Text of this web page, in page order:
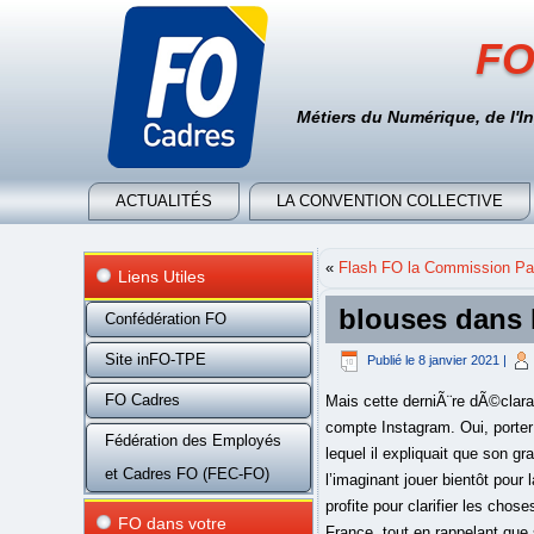
Métiers du Numérique, de
ACTUALITÉS LA CONVENTION COLLECTIVE
Liens Utiles
Confédération FO
Site inFO-TPE
FO Cadres
Fédération des Employés
et Cadres FO (FEC-FO)
FO dans votre
« Flash FO la Commission
blouses dans
Publié le 8 janvier 2021 |
Mais cette derniÃ¨re dÃ©claration a visiblement suscitÃ© un emballement mÃ©ritÃ© face auquel le joueur a tenu Ã rÃ©pondre via son compte Instagram. Oui, porter le Maillot de lâEquipe de France est un rÃªve de gosse. Après un entretien pour France Bleu Hérault dans lequel il expliquait que son grand-père était né en Algérie, Teji Savanier avait mis le feu aux réseaux sociaux, les supporters des Fennecs l’imaginant jouer bientôt pour la sélection championne d’Afrique des Nations. Face au dÃ©ferlement sur les rÃ©seaux sociaux, jâen profite pour clarifier les choses. Dans un entretien à France Bleu Hérault, Téji Savanier a évoqué son rêve de jouer pour l'équipe de France, tout en rappelant que son grand-père était né en Algérie. Téji Savanier: “Je suis prêt à aller voir d’autres choses…” 8 mars 2021. Â«Â Suite Ã un entretien que jâai eu plaisir Ã accorder Ã une radio locale, Lundi 8 Mars, lâemballement des rÃ©seaux sociaux a fait son Åuvre bien malgrÃ© moi. Téji Savanier sait d’où il vient et reste un homme simple et humble. Savanier avec le MHSC Très bon avec Montpellier, Téji Savanier (29 ans) a été proche de l’équipe de France. Il nâen a jamais Ã©tÃ© question. Dans une publication Instagram, le milieu de terrain de Montpellier, TÃ©ji Savanier a tenu Ã clarifier la situation sur une possible sÃ©lection en Ã©quipe d'AlgÃ©rie. Au cours de cet entretien, il avait notamment expliqué que son grand-père était né en Algérie. Au cours de cet entretien, on me demande si je possÃ¨de des origines qui peuvent me permettre de jouer avec une SÃ©lection Ã©trangÃ¨re, question Ã laquelle je rÃ©ponds avec franchise sans me douter un seul instant de lâemballement que Ã§a allait crÃ©er. Téji Savanier, le maître à jouer de Montpellier. Algérie Foot– Dans un post publié sur le réseau social Instagram, le milieu offensif de Montpellier Téji Savanier a rétabli ses vérités et réaffirmé sa volonté de représenter l’équipe de France pour réaliser son « rêve de gosse », après avoir révélé être éligible avec la sélection algérienne. Privé de son maître à jouer Téji Savanier à Angers